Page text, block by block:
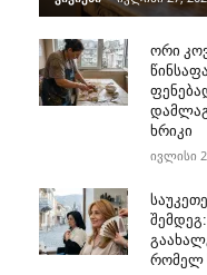
ორი
ხრიკი
ივლისი
რომელ